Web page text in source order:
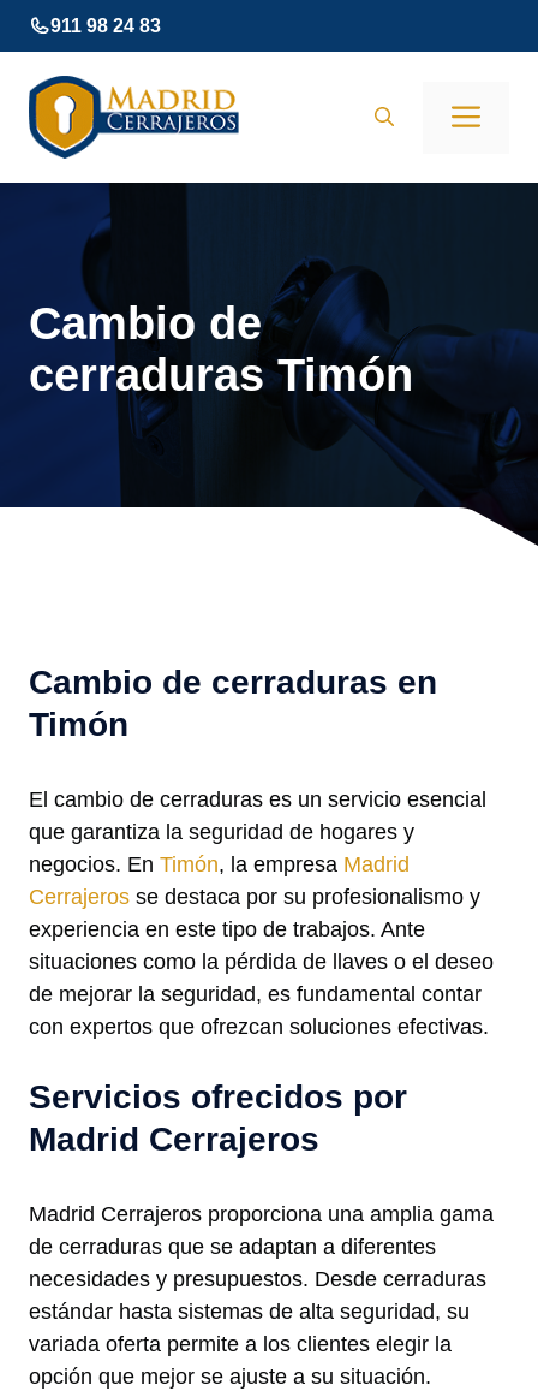
Saltar
al
contenido
911 98 24 83
Cambio de
cerraduras Timón
Cambio de cerraduras en
Timón
El cambio de cerraduras es un servicio esencial
que garantiza la seguridad de hogares y
negocios. En Timón, la empresa Madrid
Cerrajeros se destaca por su profesionalismo y
experiencia en este tipo de trabajos. Ante
situaciones como la pérdida de llaves o el deseo
de mejorar la seguridad, es fundamental contar
con expertos que ofrezcan soluciones efectivas.
Servicios ofrecidos por
Madrid Cerrajeros
Madrid Cerrajeros proporciona una amplia gama
de cerraduras que se adaptan a diferentes
necesidades y presupuestos. Desde cerraduras
estándar hasta sistemas de alta seguridad, su
variada oferta permite a los clientes elegir la
opción que mejor se ajuste a su situación.